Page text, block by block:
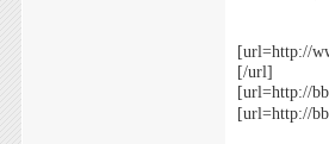
[url=http://
[/url]
[url=http://
[url=http://